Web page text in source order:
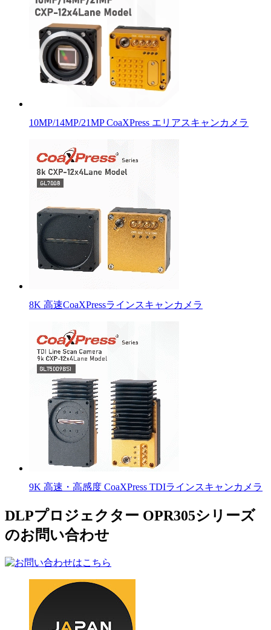
10MP/14MP/21MP CoaXPress エリアスキャンカメラ
8K 高速CoaXPressラインスキャンカメラ
9K 高速・高感度 CoaXPress TDIラインスキャンカメラ
DLPプロジェクター OPR305シリーズ
のお問い合わせ